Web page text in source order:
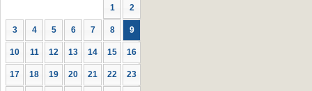
1 2
3 4 5 6 7 8 9
10 11 12 13 14 15 16
17 18 19 20 21 22 23